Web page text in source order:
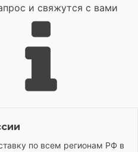
и свяжутся с вами
по всем регионам РФ в